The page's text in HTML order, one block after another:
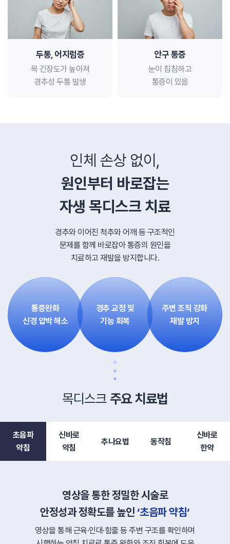
두통, 어지럼증
목 긴장도가 높아져
경추성 두통 발생
안구 통증
눈이 침침하고
통증이 있음
인체 손상 없이,
원인부터 바로잡는
자생 목디스크 치료
경추와 이어진 척추와 어깨 등 구조적인
문제를 함께 바로잡아통증의 원인을
치료하고 재발을 방지합니다.
통증완화
신경 압박 해소
경추 교정 및
기능 회복
주변 조직 강화
재발 방지
목디스크 주요 치료법
초음파
약침
신바로
약침
추나요법 동작침
신바로
한약
영상을 통한 정밀한 시술로
안정성과 정확도를 높인 ‘초음파 약침‘
영상을 통해 근육·인대·힘줄 등 주변 구조를 확인하며